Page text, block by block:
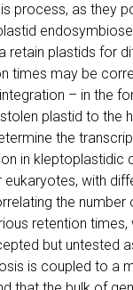
process, as they
retain plastids for
times may be
– in the
plastid to the
the
in kleptoplastidic
eukaryotes, with
the
retention
but untested
is coupled to a